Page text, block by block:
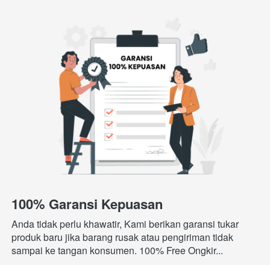
100% Garansi Kepuasan
Anda tidak perlu khawatir, Kami berikan garansi tukar
produk baru jika barang rusak atau pengiriman tidak
sampai ke tangan konsumen. 100% Free Ongkir...